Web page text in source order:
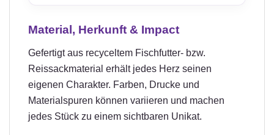
Material, Herkunft & Impact
Gefertigt aus recyceltem Fischfutter- bzw.
Reissackmaterial erhält jedes Herz seinen
eigenen Charakter. Farben, Drucke und
Materialspuren können variieren und machen
jedes Stück zu einem sichtbaren Unikat.